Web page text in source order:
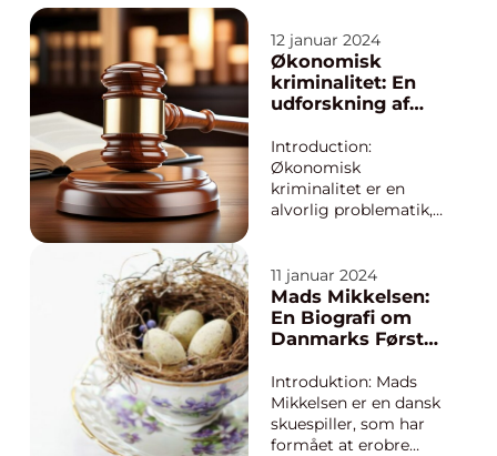
12 januar 2024
Økonomisk
kriminalitet: En
udforskning af
Introduction:
Økonomisk
kriminalitet er en
alvorlig problematik,
århundreder. Denne
form for kriminalitet
er karakteriseret ved
manipulation,
inden for økonomiske
systemer. I denne
artikel vil vi u...
11 januar 2024
Mads Mikkelsen:
En Biografi om
Danmarks Første
Introduktion: Mads
Mikkelsen er en dansk
skuespiller, som har
formået at erobre